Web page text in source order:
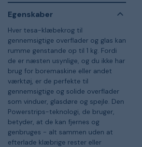
Egenskaber
Hver tesa-klæbekrog til
gennemsigtige overflader og glas kan
rumme genstande op til 1 kg. Fordi
de er næsten usynlige, og du ikke har
brug for boremaskine eller andet
værktøj, er de perfekte til
gennemsigtige og solide overflader
som vinduer, glasdøre og spejle. Den
Powerstrips-teknologi, de bruger,
betyder, at de kan fjernes og
genbruges - alt sammen uden at
efterlade klæbrige rester eller